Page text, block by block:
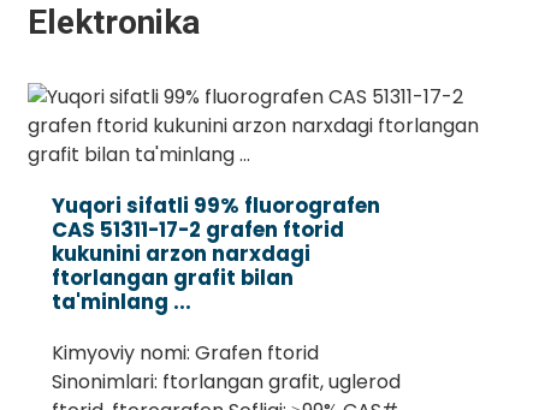
Elektronika
Yuqori sifatli 99% fluorografen
CAS 51311-17-2 grafen ftorid
kukunini arzon narxdagi
ftorlangan grafit bilan
ta'minlang ...
Kimyoviy nomi: Grafen ftorid
Sinonimlari: ftorlangan grafit, uglerod